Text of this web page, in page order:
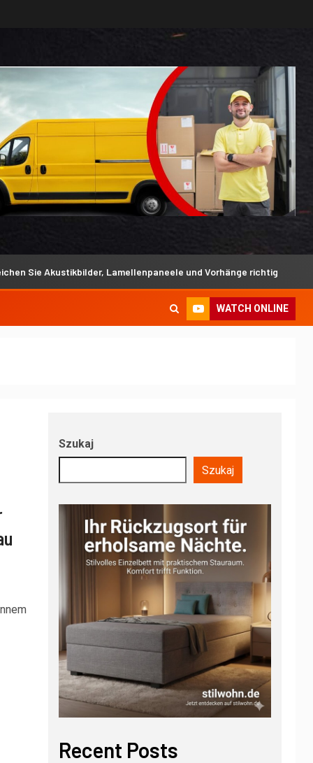
Lamellenpaneele und Vorhänge richtig
WATCH ONLINE
Szukaj
Szukaj
Recent Posts